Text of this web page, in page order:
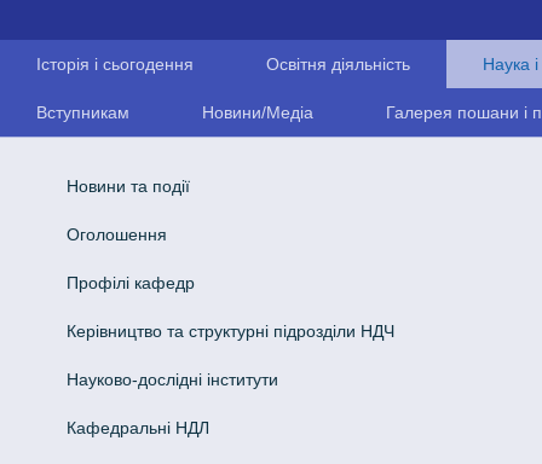
Історія і сьогодення Освітня діяльність Наука
Вступникам Новини/Медіа Галерея пошани і
Новини та події
Оголошення
Профілі кафедр
Керівництво та структурні підрозділи НДЧ
Науково-дослідні інститути
Кафедральні НДЛ